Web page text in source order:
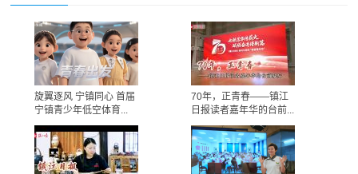
旋翼逐风 宁镇同心 首届
宁镇青少年低空体育...
70年，正青春——镇江
日报读者嘉年华的台前...